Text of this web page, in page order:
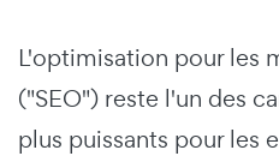
L'optimisation pour les
("SEO") reste l'un des
plus puissants pour les